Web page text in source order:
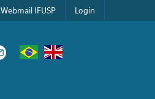
Webmail IFUSP Login